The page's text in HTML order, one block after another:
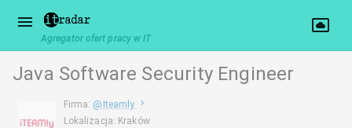
Agregator ofert pracy w IT
Java Software Security Engineer
Firma: @ Iteamly
Lokalizacja: Kraków